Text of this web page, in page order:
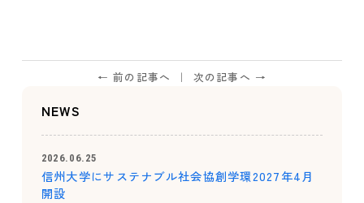
← 前の記事へ 次の記事へ →
NEWS
2026.06.25
信州大学にサステナブル社会協創学環2027年4月
開設